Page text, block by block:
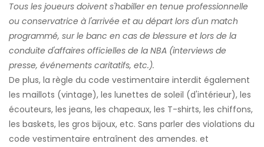
Tous les joueurs doivent s'habiller en tenue professionnelle
ou conservatrice à l'arrivée et au départ lors d'un match
programmé, sur le banc en cas de blessure et lors de la
conduite d'affaires officielles de la NBA (interviews de
presse, événements caritatifs, etc.).
De plus, la règle du code vestimentaire interdit également
les maillots (vintage), les lunettes de soleil (d'intérieur), les
écouteurs, les jeans, les chapeaux, les T-shirts, les chiffons,
les baskets, les gros bijoux, etc. Sans parler des violations du
code vestimentaire entraînent des amendes. et